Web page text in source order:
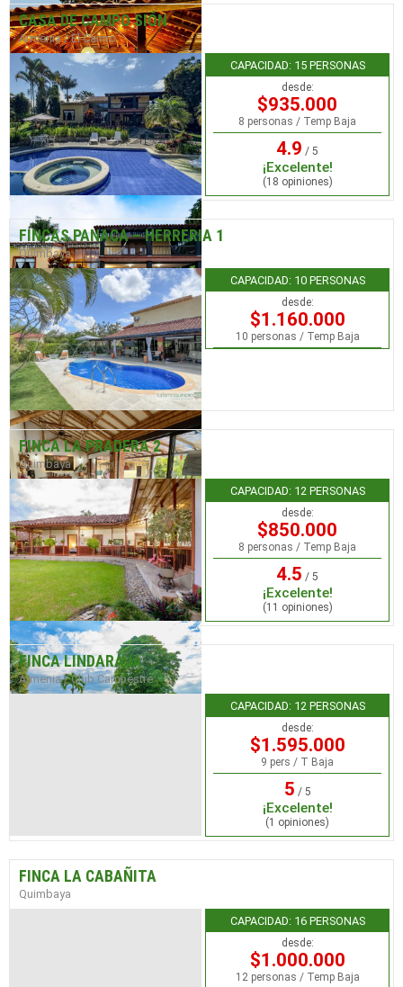
CASA DE CAMPO SIÓN
Armenia / El Caimo
CAPACIDAD: 15 PERSONAS
desde:
$935.000
8 personas / Temp Baja
4.9 / 5
¡Excelente!
(18 opiniones)
FINCAS PANACA – HERRERIA 1
Quimbaya
CAPACIDAD: 10 PERSONAS
desde:
$1.160.000
10 personas / Temp Baja
FINCA LA PRADERA 2
Quimbaya
CAPACIDAD: 12 PERSONAS
desde:
$850.000
8 personas / Temp Baja
4.5 / 5
¡Excelente!
(11 opiniones)
FINCA LINDARAJA
Armenia / Club Campestre
CAPACIDAD: 12 PERSONAS
desde:
$1.595.000
9 pers / T Baja
5 / 5
¡Excelente!
(1 opiniones)
FINCA LA CABAÑITA
Quimbaya
CAPACIDAD: 16 PERSONAS
desde:
$1.000.000
12 personas / Temp Baja